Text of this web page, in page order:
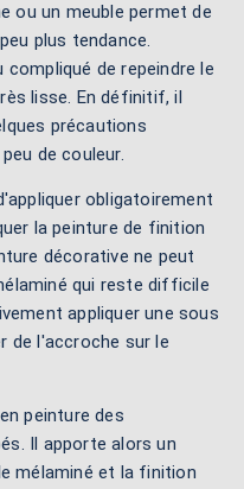
ou un meuble permet de
plus tendance.
compliqué de repeindre le
lisse. En définitif, il
précautions
de couleur.
obligatoirement
la peinture de finition
décorative ne peut
qui reste difficile
appliquer une sous
de l'accroche sur le
peinture des
Il apporte alors un
mélaminé et la finition